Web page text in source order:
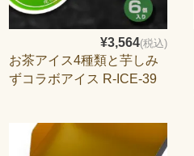
¥3,564(税込)
お茶アイス4種類と芋しみ
ずコラボアイス R-ICE-39